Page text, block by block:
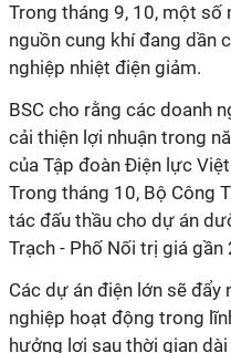
Trong tháng 9, 10, một số
nguồn cung khí đang dần
nghiệp nhiệt điện giảm.
BSC cho rằng các doanh
cải thiện lợi nhuận trong
của Tập đoàn Điện lực
Trong tháng 10, Bộ Công
tác đấu thầu cho dự án
Trạch - Phố Nối trị giá
Các dự án điện lớn sẽ đẩy
nghiệp hoạt động trong
hưởng lợi sau thời gian